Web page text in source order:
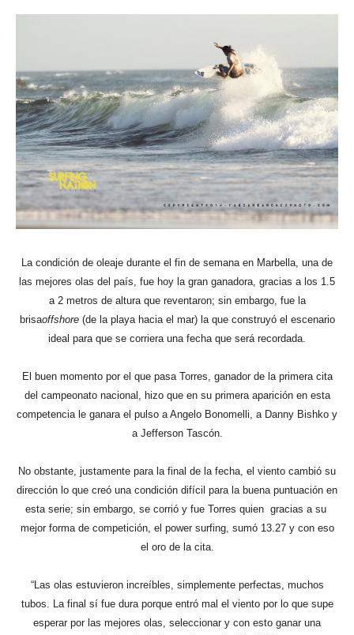
La condición de oleaje durante el fin de semana en Marbella, una de
las mejores olas del país, fue hoy la gran ganadora, gracias a los 1.5
a 2 metros de altura que reventaron; sin embargo, fue la
brisaoffshore(de la playa hacia el mar) la que construyó el escenario
ideal para que se corriera una fecha que será recordada.
El buen momento por el que pasa Torres, ganador de la primera cita
del campeonato nacional, hizo que en su primera aparición en esta
competencia le ganara el pulso a Angelo Bonomelli, a Danny Bishko y
a Jefferson Tascón.
No obstante, justamente para la final de la fecha, el viento cambió su
dirección lo que creó una condición difícil para la buena puntuación en
esta serie; sin embargo, se corrió y fue Torres quien gracias a su
mejor forma de competición, el power surfing, sumó 13.27 y con eso
el oro de la cita.
“Las olas estuvieron increíbles, simplemente perfectas, muchos
tubos. La final sí fue dura porque entró mal el viento por lo que supe
esperar por las mejores olas, seleccionar y con esto ganar una